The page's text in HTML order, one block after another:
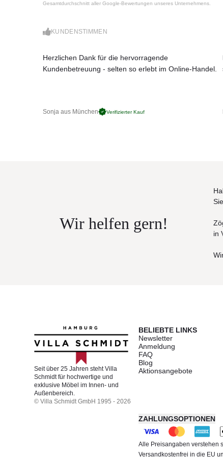
Gesamtdurchschnitt aller Google-Bewertungen unseres Unternehmens.
KUNDENSTIMMEN
Herzlichen Dank für die hervorragende
Kundenbetreuung - selten so erlebt im Online-Handel.
Sonja aus München Verifizierter Kauf
Wir helfen gern!
in
Seit über 25 Jahren steht Villa
Schmidt für hochwertige und
exklusive Möbel im Innen- und
Außenbereich.
© Villa Schmidt GmbH 1995 - 2026
BELIEBTE LINKS
Newsletter
Anmeldung
FAQ
Blog
Aktionsangebote
ZAHLUNGSOPTIONEN
Alle Preisangaben verstehen
Versandkostenfrei in die EU